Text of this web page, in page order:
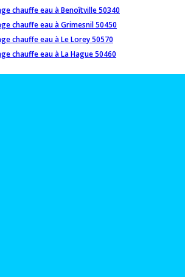
chauffe eau à Benoîtville 50340
chauffe eau à Grimesnil 50450
chauffe eau à Le Lorey 50570
chauffe eau à La Hague 50460